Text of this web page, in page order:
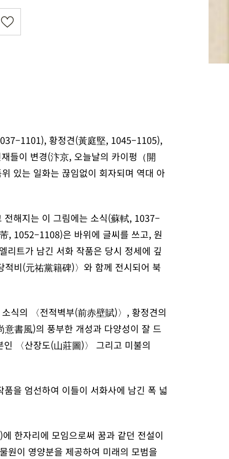
황정견(黃庭堅, 1045–1105),
들이 변경(汴京, 오늘날의 카이펑（開
있는 일화는 끊임없이 회자되며 역대 아
전해지는 이 그림에는 소식(蘇軾, 1037–
, 1052–1108)은 바위에 글씨를 쓰고, 원
리트가 남긴 서화 작품은 당시 정세에 깊
비(元祐黨籍碑)〉와 함께 전시되어 북
식의 〈전적벽부(前赤壁賦)〉, 황정견의
書風)의 풍부한 개성과 다양성이 잘 드
〈산장도(山莊圖)〉 그리고 미불의
을 엄선하여 이들이 서화사에 남긴 폭 넓
한자리에 모임으로써 꿈과 같던 전설이
원이 영양분을 제공하여 미래의 모범을